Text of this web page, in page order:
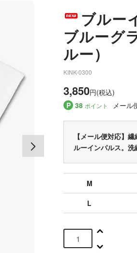
ブルー
ブルーグ
ルー）
KINK-0300
3,850円(税込)
P 38 ポイント メール
【メール便対応】
ルーインパルス。洗
M
L